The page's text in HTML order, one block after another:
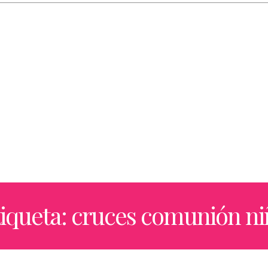
cruces comunión